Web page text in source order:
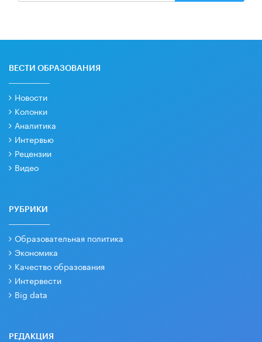
ВЕСТИ ОБРАЗОВАНИЯ
Новости
Колонки
Аналитика
Интервью
Рецензии
Видео
РУБРИКИ
Образовательная политика
Экономика
Качество образования
Интервести
Big data
РЕДАКЦИЯ